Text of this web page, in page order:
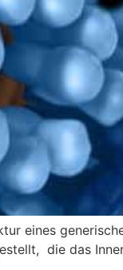
eines
die das